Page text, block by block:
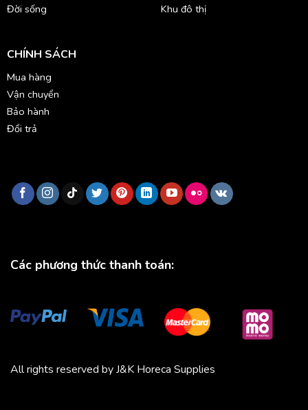
Đời sống
Khu đô thị
CHÍNH SÁCH
Mua hàng
Vận chuyển
Bảo hành
Đổi trả
Các phương thức thanh toán:
All rights reserved by J&K Horeca Supplies